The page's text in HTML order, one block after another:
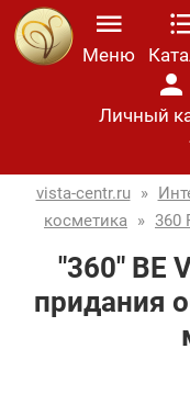
Меню
Личный
vista-centr.ru »
косметика » 360
"360" BE
придания